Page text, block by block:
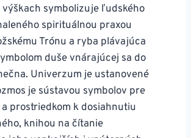
výškach symbolizuje ľudského
spirituálnou praxou
Trónu a ryba plávajúca
duše vnárajúcej sa do
Univerzum je ustanovené
je sústavou symbolov pre
prostriedkom k dosiahnutiu
knihou na čítanie